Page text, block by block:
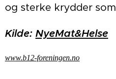
og sterke krydder
Kilde: NyeMat&Helse
www.b12-foreningen.no